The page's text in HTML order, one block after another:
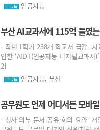
인공지능
부산 AI교과서에 115억 들였
- 작년 1학기 238개 학교서 급감-
입한 ‘AIDT(인공지능 디지털교과
2]
인공지능, 부산
공무원도 언제 어디서든 모바
- 청사 외부 문서 공유·회의 요약-